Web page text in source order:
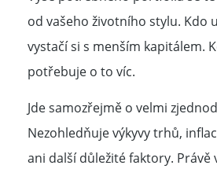
od vašeho životního stylu. Kdo
vystačí si s menším kapitálem.
potřebuje o to víc.
Jde samozřejmě o velmi
Nezohledňuje výkyvy trhů,
ani další důležité faktory.